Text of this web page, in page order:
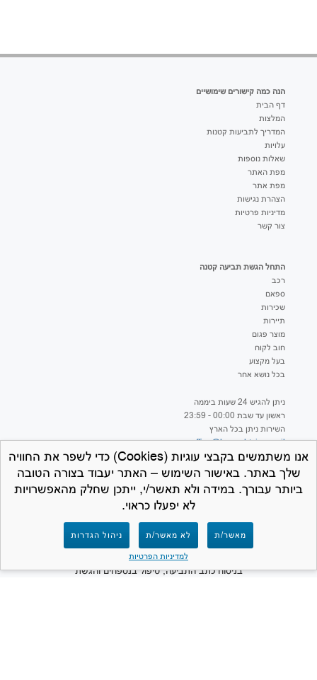
אנו משתמשים בקבצי עוגיות (Cookies) כדי לשפר את החוויה
שלך באתר. באישור השימוש – האתר יעבוד בצורה הטובה
ביותר עבורך. במידה ולא תאשר/י, ייתכן שחלק מהאפשרויות
לא יפעלו כראוי.
מאשר/ת לא מאשר/ת
ניהול הגדרות
למדיניות הפרטיות
הנה כמה קישורים שימושיים
דף הבית
המלצות
המדריך לתביעות קטנות
עלויות
שאלות נוספות
מפת האתר
מפת אתר
הצהרת נגישות
מדיניות פרטיות
צור קשר
התחל הגשת תביעה קטנה
רכב
ספאם
שכירות
תיירות
מוצר פגום
חוב לקוח
בעל מקצוע
בכל נושא אחר
ניתן להגיש 24 שעות ביממה
ראשון עד שבת 00:00 - 23:59
השירות ניתן בכל הארץ
office@hageshtviaa.co.il
למען הסר ספק – חברת המרכז לתביעות קטנות
אינה נותנת ייעוץ משפטי ואינה מספקת שירותים
משפטיים מכל סוג שהוא. תפקידנו הינו לסייע
בניסוח כתב התביעה, טיפול בנספחים והגשת